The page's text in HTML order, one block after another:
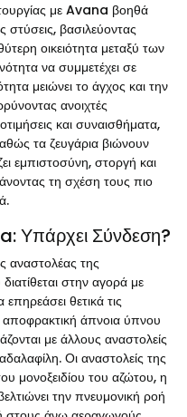
με Avana βοηθά
στύσεις, βασιλεύοντας
οικειότητα μεταξύ των
να συμμετέχει σε
μειώνει το άγχος και την
ανοιχτές
και συναισθήματα,
τα ζευγάρια βιώνουν
εμπιστοσύνη, στοργή και
τη σχέση τους πιο
Υπάρχει Σύνδεση?
αναστολέας της
στην αγορά με
θετικά τις
αποφρακτική άπνοια ύπνου
με άλλους αναστολείς
Οι αναστολείς της
μονοξειδίου του αζώτου, η
την πνευμονική ροή